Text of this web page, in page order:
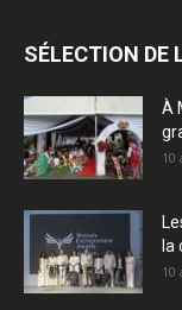
SÉLECTION DE
À
10
la
10